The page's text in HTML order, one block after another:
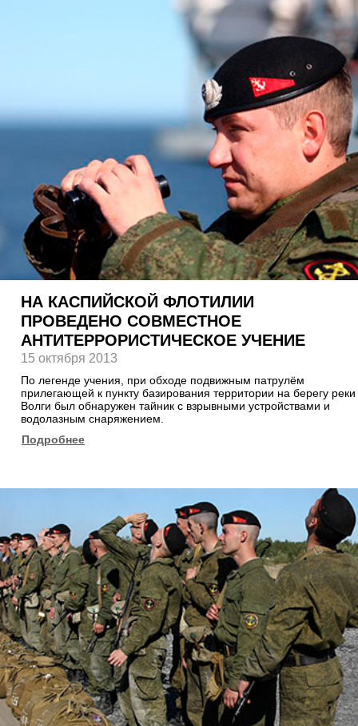
НА КАСПИЙСКОЙ ФЛОТИЛИИ
ПРОВЕДЕНО СОВМЕСТНОЕ
АНТИТЕРРОРИСТИЧЕСКОЕ УЧЕНИЕ
15 октября 2013
По легенде учения, при обходе подвижным патрулём
прилегающей к пункту базирования территории на берегу реки
Волги был обнаружен тайник с взрывными устройствами и
водолазным снаряжением.
Подробнее